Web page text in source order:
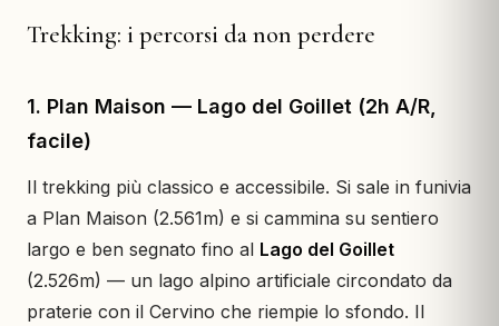
Trekking: i percorsi da non perdere
1. Plan Maison — Lago del Goillet (2h A/R,
facile)
Il trekking più classico e accessibile. Si sale in funivia
a Plan Maison (2.561m) e si cammina su sentiero
largo e ben segnato fino al Lago del Goillet
(2.526m) — un lago alpino artificiale circondato da
praterie con il Cervino che riempie lo sfondo. Il